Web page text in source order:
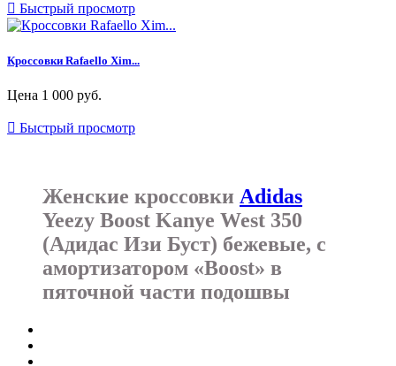
 Быстрый просмотр
Кроссовки Rafaello Xim...
Цена 1 000 руб.
 Быстрый просмотр
Женские кроссовки Adidas
Yeezy Boost Kanye West 350
(Адидас Изи Буст) бежевые, с
амортизатором «Boost» в
пяточной части подошвы